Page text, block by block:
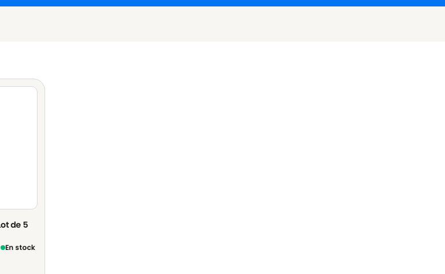
de 5
En stock